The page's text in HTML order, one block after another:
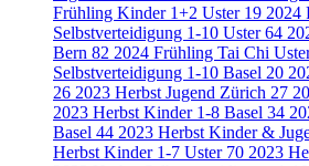
Frühling Kinder 1+2 Uster 19 2024
Selbstverteidigung 1-10 Uster64
Bern 82 2024 Frühling Tai Chi
Selbstverteidigung 1-10 Basel 20
26 2023 Herbst Jugend Zürich 27
2023 Herbst Kinder 1-8 Basel 34
Basel 44 2023 Herbst Kinder &
Herbst Kinder 1-7 Uster 70 2023